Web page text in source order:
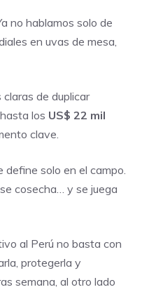
no hablamos solo de
en uvas de mesa,
de duplicar
los US$ 22 mil
clave.
define solo en el campo.
cosecha… y se juega
al Perú no basta con
protegerla y
semana, al otro lado